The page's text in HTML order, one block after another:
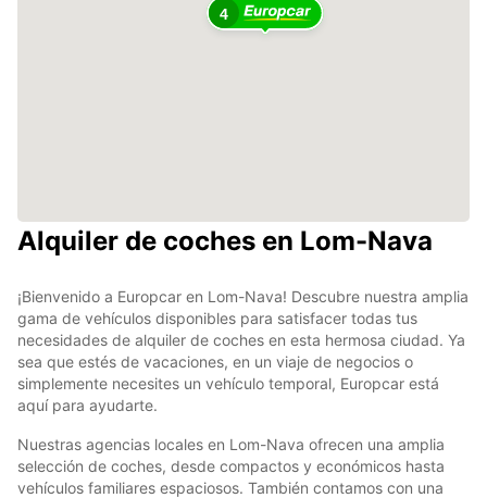
4
Alquiler de coches en Lom-Nava
¡Bienvenido a Europcar en Lom-Nava! Descubre nuestra amplia
gama de vehículos disponibles para satisfacer todas tus
necesidades de alquiler de coches en esta hermosa ciudad. Ya
sea que estés de vacaciones, en un viaje de negocios o
simplemente necesites un vehículo temporal, Europcar está
aquí para ayudarte.
Nuestras agencias locales en Lom-Nava ofrecen una amplia
selección de coches, desde compactos y económicos hasta
vehículos familiares espaciosos. También contamos con una